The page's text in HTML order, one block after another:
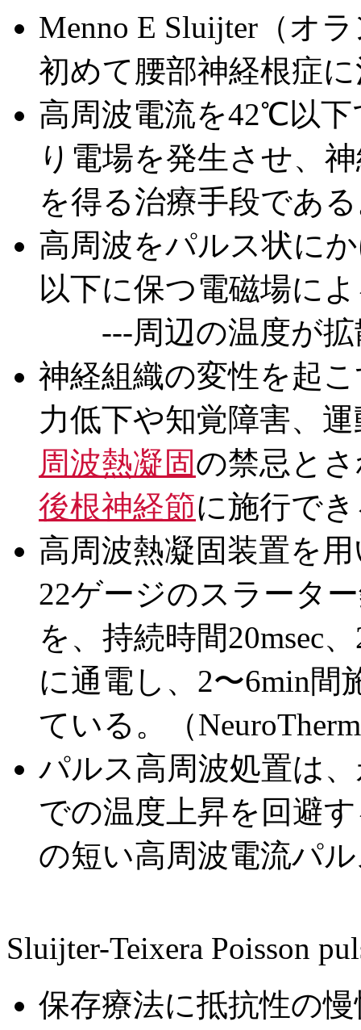
Menno E Sluijter（オ
初めて腰部神経根症
高周波電流を42℃以
り電場を発生させ、
を得る治療手段であ
高周波をパルス状に
以下に保つ電磁場に
---周辺の温度が拡
神経組織の変性を起
力低下や知覚障害、
周波熱凝固の禁忌と
後根神経節に施行で
高周波熱凝固装置を
22ゲージのスラータ
を、持続時間20msec
に通電し、2〜6min
ている。（
パルス高周波処置は
での温度上昇を回避
の短い高周波電流パ
Sluijter-Teixera Poisson
保存療法に抵抗性の